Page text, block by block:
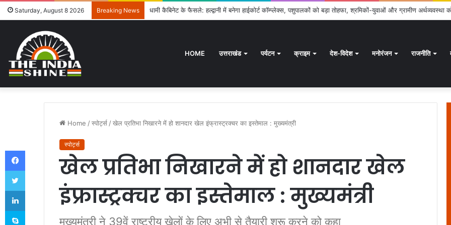
Saturday, August 8 2026 Breaking News उत्तराखंड में विशेष गहन पुनरीक्षण अभियान जारी, 24.30 लाख में से 20.27 लाख मतदाताओं तक पहुंचे नोटिस: सीईओ
HOME उत्तराखंड पर्यटन क्राइम देश-विदेश मनोरंजन राजनीति
Home /स्पोर्ट्स /खेल प्रतिभा निखारने में हो शानदार खेल इंफ्रास्ट्रक्चर का इस्तेमाल : मुख्यमंत्री
स्पोर्ट्स
खेल प्रतिभा निखारने में हो शानदार खेल
इंफ्रास्ट्रक्चर का इस्तेमाल : मुख्यमंत्री
मुख्यमंत्री ने 39वें राष्ट्रीय खेलों के लिए अभी से तैयारी शुरू करने को कहा